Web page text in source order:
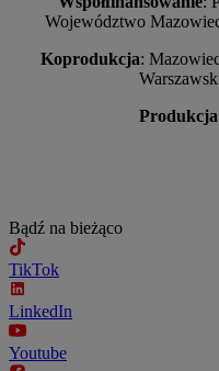
Województwo
Koprodukcja:
Bądź na bieżąco
TikTok
LinkedIn
Youtube